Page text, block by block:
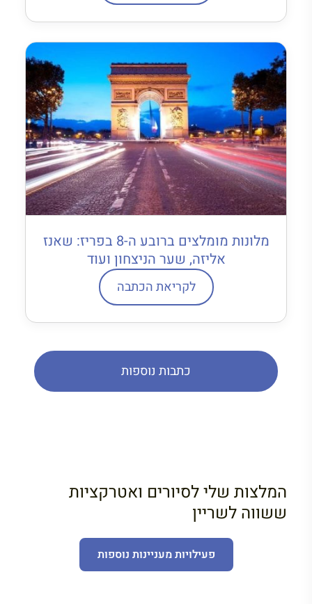
מלונות מומלצים ברובע ה-8 בפריז: שאנז
אליזה, שער הניצחון ועוד
לקריאת הכתבה
כתבות נוספות
המלצות שלי לסיורים ואטרקציות
ששווה לשריין
פעילויות מעניינות נוספות